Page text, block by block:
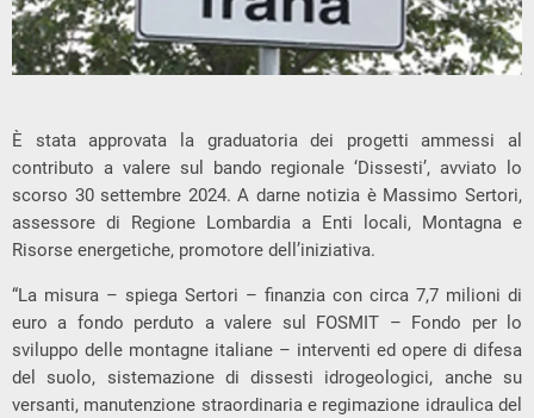
È stata approvata la graduatoria dei progetti ammessi al
contributo a valere sul bando regionale ‘Dissesti’, avviato lo
scorso 30 settembre 2024. A darne notizia è Massimo Sertori,
assessore di Regione Lombardia a Enti locali, Montagna e
Risorse energetiche, promotore dell’iniziativa.
“La misura – spiega Sertori – finanzia con circa 7,7 milioni di
euro a fondo perduto a valere sul FOSMIT – Fondo per lo
sviluppo delle montagne italiane – interventi ed opere di difesa
del suolo, sistemazione di dissesti idrogeologici, anche su
versanti, manutenzione straordinaria e regimazione idraulica del